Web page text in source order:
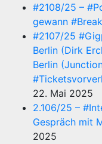
#2108/25 –
gewann
#2107/25
Berlin (Dirk
Berlin
22. Mai 2025
2.106/25 –
Gespräch mit
2025